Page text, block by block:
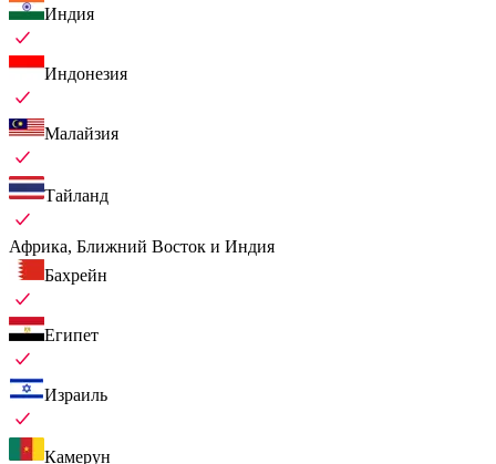
Индия
Индонезия
Малайзия
Тайланд
Африка, Ближний Восток и Индия
Бахрейн
Египет
Израиль
Камерун